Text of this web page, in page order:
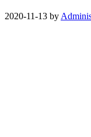
2020-11-13 by